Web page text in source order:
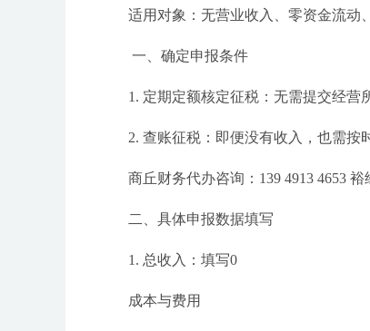
适用对象：无营业收入、零资金流动
一、确定申报条件
1. 定期定额核定征税：无需提交经营
2. 查账征税：即便没有收入，也需按
商丘财务代办咨询：139 4913 4653 裕
二、具体申报数据填写
1. 总收入：填写0
成本与费用